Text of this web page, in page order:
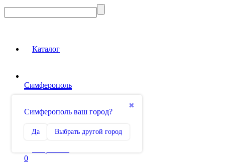
Каталог
Симферополь
✖
Симферополь ваш город?
Да Выбрать другой город
Сравнение
0